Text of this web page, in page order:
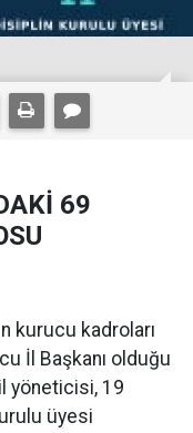
69
kurucu kadroları
İl Başkanı olduğu
yöneticisi, 19
üyesi